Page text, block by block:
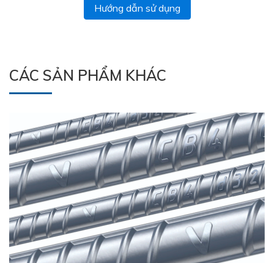
Hướng dẫn sử dụng
CÁC SẢN PHẨM KHÁC